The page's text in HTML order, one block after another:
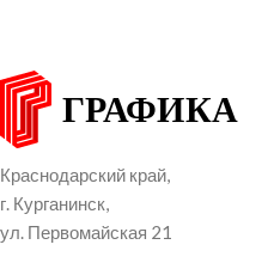
Краснодарский край,
г. Курганинск,
ул. Первомайская 21